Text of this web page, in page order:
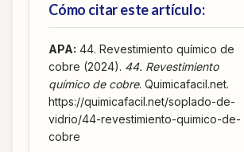
Cómo citar este artículo:
APA: 44. Revestimiento químico de
cobre (2024). 44. Revestimiento
químico de cobre. Quimicafacil.net.
https://quimicafacil.net/soplado-de-
vidrio/44-revestimiento-quimico-de-
cobre